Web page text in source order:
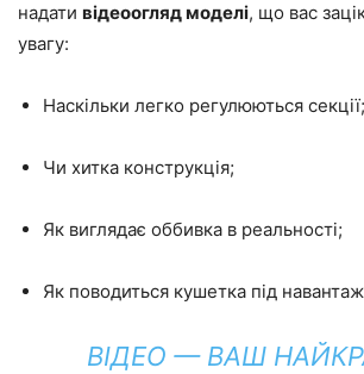
надати відеоогляд моделі, що вас
увагу:
Наскільки легко регулюються секції;
Чи хитка конструкція;
Як виглядає оббивка в реальності;
Як поводиться кушетка під
ВІДЕО — ВАШ